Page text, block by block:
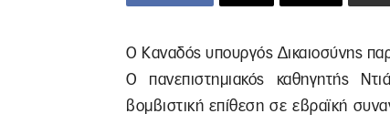
Ο Kαναδός υπουργός Δικαιοσύνης
Ο πανεπιστημιακός καθηγητής
βομβιστική επίθεση σε εβραϊκή